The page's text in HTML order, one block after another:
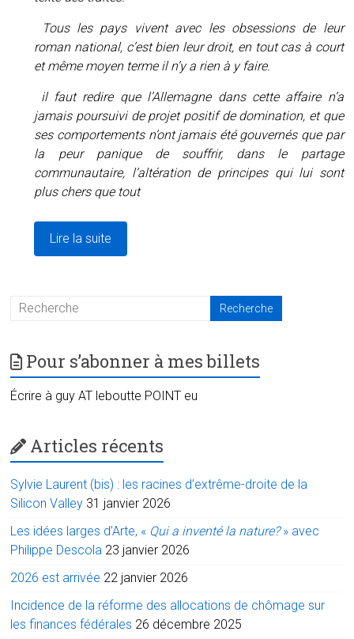
Tous les pays vivent avec les obsessions de leur
roman national, c’est bien leur droit, en tout cas à court
et même moyen terme il n’y a rien à y faire.
il faut redire que l’Allemagne dans cette affaire n’a
jamais poursuivi de projet positif de domination, et que
ses comportements n’ont jamais été gouvernés que par
la peur panique de souffrir, dans le partage
communautaire, l’altération de principes qui lui sont
plus chers que tout
Lire la suite
Pour s’abonner à mes billets
Écrire à guy AT leboutte POINT eu
Articles récents
Sylvie Laurent (bis) : les racines d’extrême-droite de la
Silicon Valley 31 janvier 2026
Les idées larges d’Arte, « Qui a inventé la nature?» avec
Philippe Descola 23 janvier 2026
2026 est arrivée 22 janvier 2026
Incidence de la réforme des allocations de chômage sur
les finances fédérales 26 décembre 2025